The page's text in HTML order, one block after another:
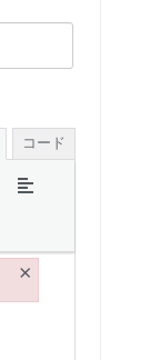
コード
×